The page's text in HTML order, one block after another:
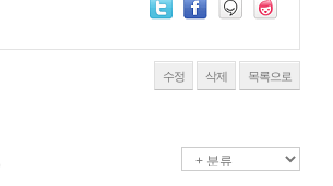
수정 삭제 목록으로